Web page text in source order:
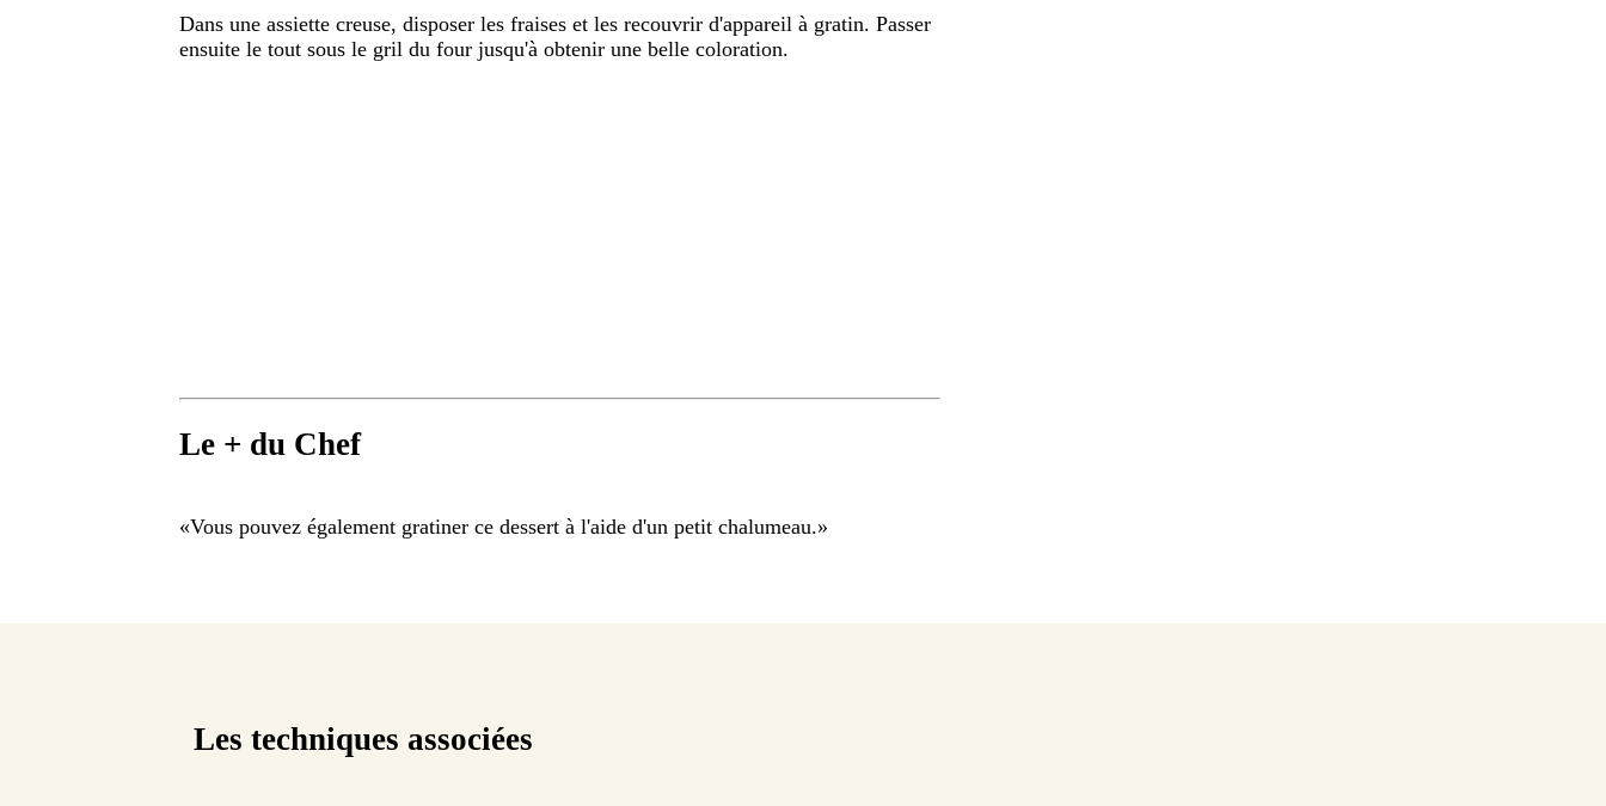
Dans une assiette creuse, disposer les fraises et les recouvrir d'appareil à gratin. Passer
ensuite le tout sous le gril du four jusqu'à obtenir une belle coloration.
Le + du Chef
«Vous pouvez également gratiner ce dessert à l'aide d'un petit chalumeau.»
Les techniques associées